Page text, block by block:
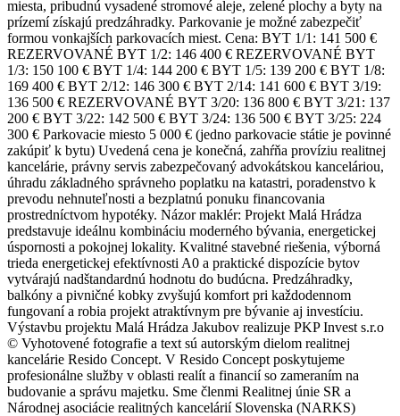
miesta, pribudnú vysadené stromové aleje, zelené plochy a byty na
prízemí získajú predzáhradky. Parkovanie je možné zabezpečiť
formou vonkajších parkovacích miest. Cena: BYT 1/1: 141 500 €
REZERVOVANÉ BYT 1/2: 146 400 € REZERVOVANÉ BYT
1/3: 150 100 € BYT 1/4: 144 200 € BYT 1/5: 139 200 € BYT 1/8:
169 400 € BYT 2/12: 146 300 € BYT 2/14: 141 600 € BYT 3/19:
136 500 € REZERVOVANÉ BYT 3/20: 136 800 € BYT 3/21: 137
200 € BYT 3/22: 142 500 € BYT 3/24: 136 500 € BYT 3/25: 224
300 € Parkovacie miesto 5 000 € (jedno parkovacie státie je povinné
zakúpiť k bytu) Uvedená cena je konečná, zahŕňa províziu realitnej
kancelárie, právny servis zabezpečovaný advokátskou kanceláriou,
úhradu základného správneho poplatku na katastri, poradenstvo k
prevodu nehnuteľnosti a bezplatnú ponuku financovania
prostredníctvom hypotéky. Názor maklér: Projekt Malá Hrádza
predstavuje ideálnu kombináciu moderného bývania, energetickej
úspornosti a pokojnej lokality. Kvalitné stavebné riešenia, výborná
trieda energetickej efektívnosti A0 a praktické dispozície bytov
vytvárajú nadštandardnú hodnotu do budúcna. Predzáhradky,
balkóny a pivničné kobky zvyšujú komfort pri každodennom
fungovaní a robia projekt atraktívnym pre bývanie aj investíciu.
Výstavbu projektu Malá Hrádza Jakubov realizuje PKP Invest s.r.o
© Vyhotovené fotografie a text sú autorským dielom realitnej
kancelárie Resido Concept. V Resido Concept poskytujeme
profesionálne služby v oblasti realít a financií so zameraním na
budovanie a správu majetku. Sme členmi Realitnej únie SR a
Národnej asociácie realitných kancelárií Slovenska (NARKS)